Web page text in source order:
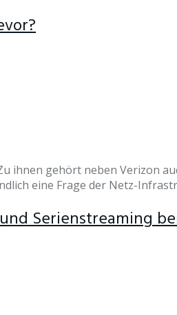
ihnen gehört neben Verizon
eine Frage der Netz-
Serienstreaming